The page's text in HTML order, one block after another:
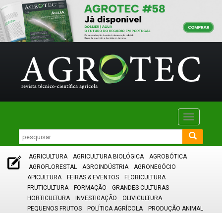
Toggle
AGRICULTURA AGRICULTURA BIOLÓGICA
AGROBÓTICA
AGROFLORESTAL
AGROINDÚSTRIA
AGRONEGÓCIO
APICULTURA
FEIRAS & EVENTOS
FLORICULTURA
FRUTICULTURA
FORMAÇÃO
GRANDES CULTURAS
HORTICULTURA
INVESTIGAÇÃO
OLIVICULTURA
PEQUENOS FRUTOS
POLÍTICA AGRÍCOLA
PRODUÇÃO ANIMAL